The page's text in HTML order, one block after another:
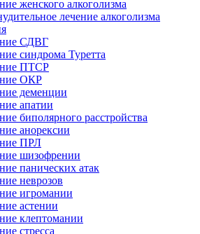
женского алкоголизма
лечение алкоголизма
СДВГ
синдрома Туретта
ПТСР
ОКР
деменции
апатии
биполярного расстройства
анорексии
ПРЛ
шизофрении
панических атак
неврозов
игромании
астении
клептомании
стресса